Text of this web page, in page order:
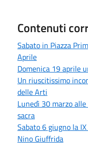
Contenuti
Sabato in Piazza
Aprile
Domenica 19 aprile
Un riuscitissimo
delle Arti
Lunedì 30 marzo
sacra
Sabato 6 giugno la
Nino Giuffrida